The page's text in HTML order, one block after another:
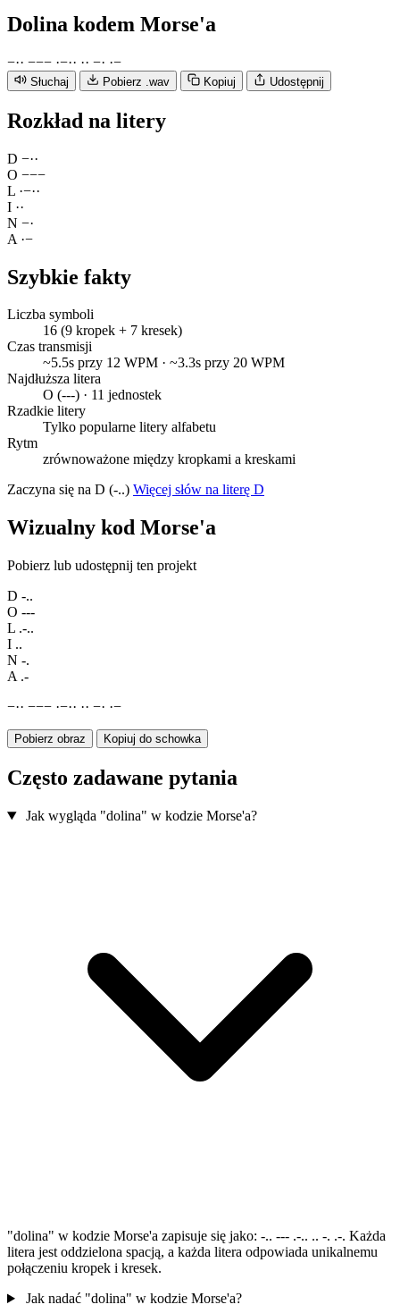
Dolina kodem Morse'a
−·· −−− ·−·· ·· −· ·−
Słuchaj Pobierz .wav Kopiuj Udostępnij
Rozkład na litery
D −··
O −−−
L ·−··
I ··
N −·
A ·−
Szybkie fakty
Liczba symboli
16 (9 kropek + 7 kresek)
Czas transmisji
~5.5s przy 12 WPM · ~3.3s przy 20 WPM
Najdłuższa litera
O (---) · 11 jednostek
Rzadkie litery
Tylko popularne litery alfabetu
Rytm
zrównoważone między kropkami a kreskami
Zaczyna się na D (-..) Więcej słów na literę D
Wizualny kod Morse'a
Pobierz lub udostępnij ten projekt
D -..
O ---
L .-..
I ..
N -.
A .-
−·· −−− ·−·· ·· −· ·−
Pobierz obraz Kopiuj do schowka
Często zadawane pytania
Jak wygląda "dolina" w kodzie Morse'a?
"dolina" w kodzie Morse'a zapisuje się jako: -.. --- .-.. .. -. .-. Każda
litera jest oddzielona spacją, a każda litera odpowiada unikalnemu
połączeniu kropek i kresek.
Jak nadać "dolina" w kodzie Morse'a?